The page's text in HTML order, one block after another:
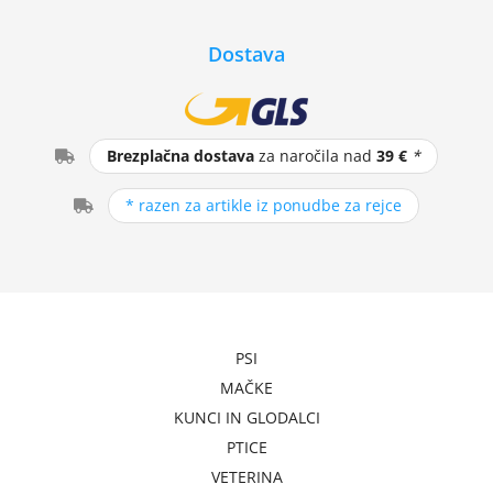
Dostava
Brezplačna dostava za naročila nad39 € *
* razen za artikle iz ponudbe za rejce
PSI
MAČKE
KUNCI IN GLODALCI
PTICE
VETERINA